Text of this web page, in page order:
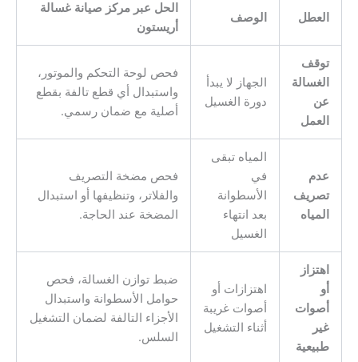
العطل الوصف
الحل عبر مركز صيانة غسالة
أريستون
توقف
الغسالة
عن
العمل
الجهاز لا يبدأ
دورة الغسيل
فحص لوحة التحكم والموتور،
واستبدال أي قطع تالفة بقطع
أصلية مع ضمان رسمي.
عدم
تصريف
المياه
المياه تبقى
في
الأسطوانة
بعد انتهاء
الغسيل
فحص مضخة التصريف
والفلاتر، وتنظيفها أو استبدال
المضخة عند الحاجة.
اهتزاز
أو
أصوات
غير
طبيعية
اهتزازات أو
أصوات غريبة
أثناء التشغيل
ضبط توازن الغسالة، فحص
حوامل الأسطوانة واستبدال
الأجزاء التالفة لضمان التشغيل
السلس.